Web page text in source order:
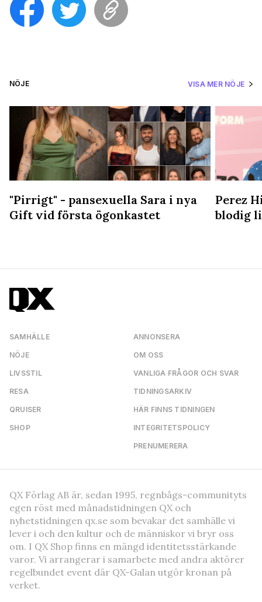
NÖJE VISA MER NÖJE
"Pirrigt" - pansexuella Sara i nya
Gift vid första ögonkastet
Perez
blodig
SAMHÄLLE
NÖJE
LIVSSTIL
RESA
QRUISER
SHOP
ANNONSERA
OM OSS
VANLIGA FRÅGOR OCH SVAR
TIDNINGSARKIV
HÄR FINNS TIDNINGEN
INTEGRITETSPOLICY
PRENUMERERA
QX Förlag AB är, sedan 1995, regnbågs-communityts
egen röst med månadstidningen QX och
nyhetstidningen qx.se som bevakar det samhälle vi
lever i och den kultur och de människor vi bryr oss
om. I QX Shop finns en mängd identitetsstärkande
varor. Vi arrangerar i samarbete med andra aktörer
regelbundet event där QX-Galan utgör kronan på
verket.